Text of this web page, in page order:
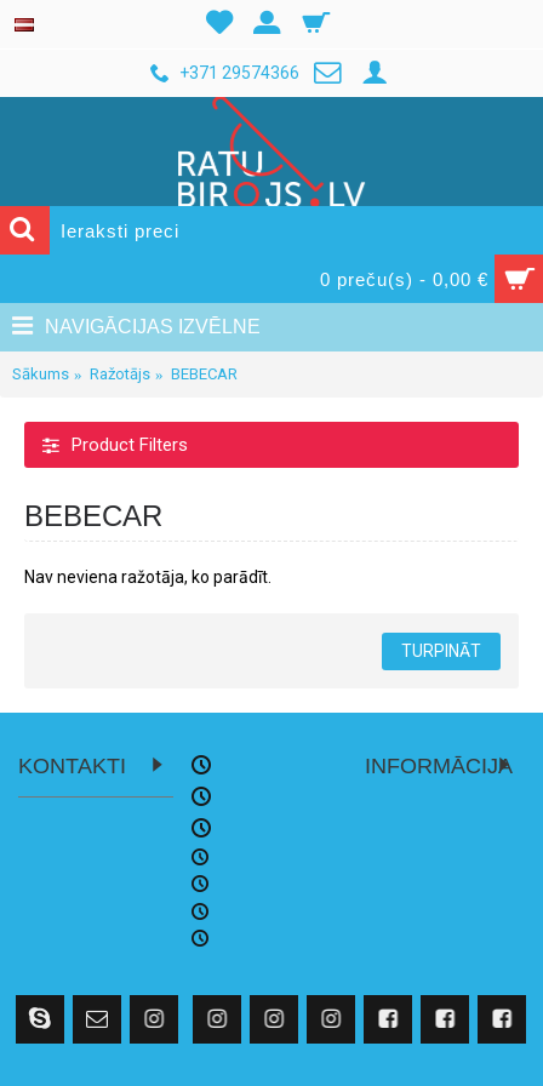
+371 29574366
0 preču(s) - 0,00 €
NAVIGĀCIJAS IZVĒLNE
Sākums Ražotājs BEBECAR
Product Filters
BEBECAR
Nav neviena ražotāja, ko parādīt.
TURPINĀT
KONTAKTI INFORMĀCIJA